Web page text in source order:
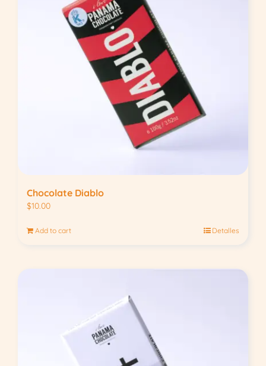
Chocolate Diablo
$10.00
Add to cart Detalles